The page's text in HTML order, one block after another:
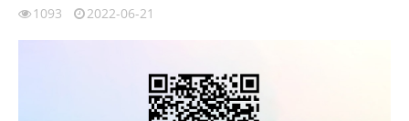
1093 2022-06-21